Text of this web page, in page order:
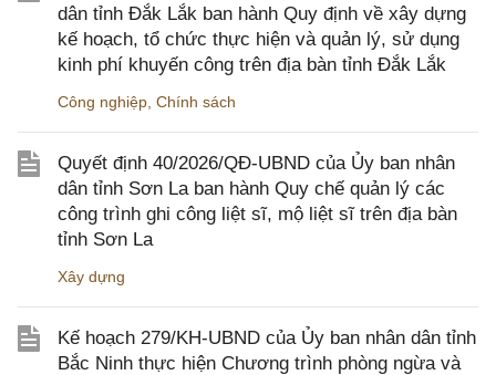
dân tỉnh Đắk Lắk ban hành Quy định về xây dựng
kế hoạch, tổ chức thực hiện và quản lý, sử dụng
kinh phí khuyến công trên địa bàn tỉnh Đắk Lắk
Công nghiệp Chính sách
Quyết định 40/2026/QĐ-UBND của Ủy ban nhân
dân tỉnh Sơn La ban hành Quy chế quản lý các
công trình ghi công liệt sĩ, mộ liệt sĩ trên địa bàn
tỉnh Sơn La
Xây dựng
Kế hoạch 279/KH-UBND của Ủy ban nhân dân tỉnh
Bắc Ninh thực hiện Chương trình phòng ngừa và